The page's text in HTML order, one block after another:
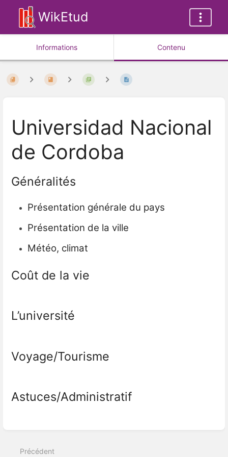
WikEtud
Informations Contenu
Universidad Nacional
de Cordoba
Généralités
Présentation générale du pays
Présentation de la ville
Météo, climat
Coût de la vie
L’université
Voyage/Tourisme
Astuces/Administratif
mode
sélection
Précédent